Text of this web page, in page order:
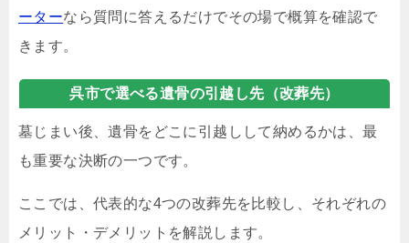
ーターなら質問に答えるだけでその場で概算を確認で
きます。
呉市で選べる遺骨の引越し先（改葬先）
墓じまい後、遺骨をどこに引越しして納めるかは、最
も重要な決断の一つです。
ここでは、代表的な4つの改葬先を比較し、それぞれの
メリット・デメリットを解説します。